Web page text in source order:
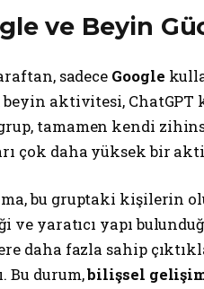
ve Beyin
sadece Google
beyin aktivitesi,
tamamen kendi
çok daha yüksek bir
bu gruptaki kişilerin
ve yaratıcı yapı
daha fazla sahip
Bu durum,bilişsel